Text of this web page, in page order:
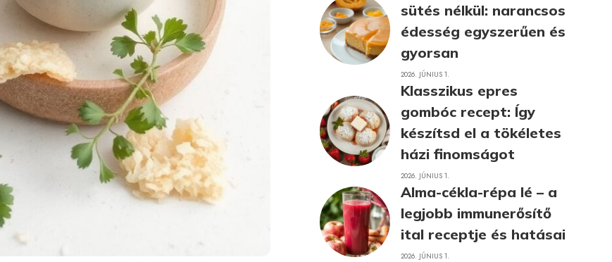
sütés nélkül: narancsos
édesség egyszerűen és
gyorsan
2026. JÚNIUS 1.
Klasszikus epres
gombóc recept: Így
készítsd el a tökéletes
házi finomságot
2026. JÚNIUS 1.
Alma-cékla-répa lé – a
legjobb immunerősítő
ital receptje és hatásai
2026. JÚNIUS 1.